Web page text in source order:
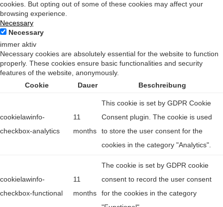
cookies. But opting out of some of these cookies may affect your
browsing experience.
Necessary
Necessary
immer aktiv
Necessary cookies are absolutely essential for the website to function
properly. These cookies ensure basic functionalities and security
features of the website, anonymously.
Cookie
Dauer Beschreibung
cookielawinfo-
checkbox-analytics
11
months
This cookie is set by GDPR Cookie
Consent plugin. The cookie is used
to store the user consent for the
cookies in the category "Analytics".
cookielawinfo-
checkbox-functional
11
months
The cookie is set by GDPR cookie
consent to record the user consent
for the cookies in the category